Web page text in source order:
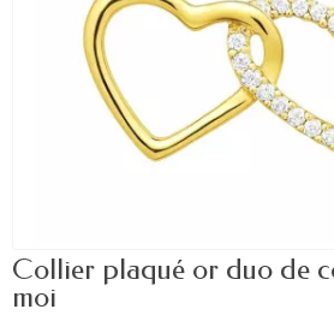
Collier plaqué or duo de
moi